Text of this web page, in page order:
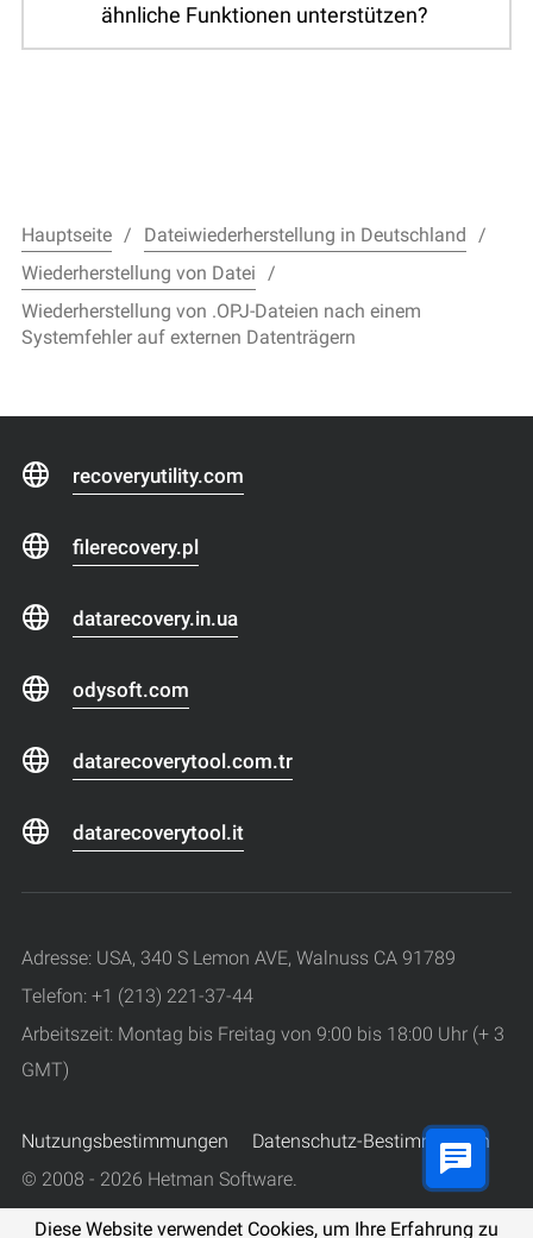
ähnliche Funktionen unterstützen?
Diese Website verwendet Cookies, um Ihre Erfahrung zu
Hauptseite
Dateiwiederherstellung in Deutschland
Wiederherstellung von Datei
Wiederherstellung von .OPJ-Dateien nach einem
Systemfehler auf externen Datenträgern
recoveryutility.com
filerecovery.pl
datarecovery.in.ua
odysoft.com
datarecoverytool.com.tr
datarecoverytool.it
Adresse: USA, 340 S Lemon AVE, Walnuss CA 91789
Telefon: +1 (213) 221-37-44
Arbeitszeit: Montag bis Freitag von 9:00 bis 18:00 Uhr (+ 3
GMT)
Nutzungsbestimmungen
Datenschutz-Bestimmungen
© 2008 - 2026 Hetman Software.
Alle Rechte vorbehalten.